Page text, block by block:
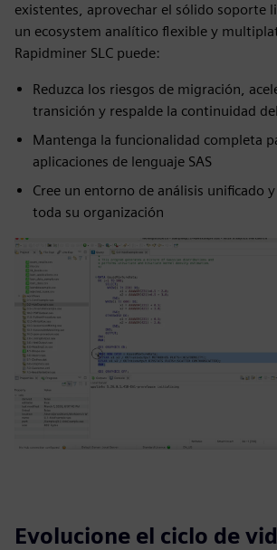
existentes, aprovechar el sólido soporte
un ecosystem analítico flexible y
Rapidminer SLC puede:
Reduzca los riesgos de migración,
transición y respalde la continuidad
Mantenga la funcionalidad completa
aplicaciones de lenguaje SAS
Cree un entorno de análisis unificado
toda su organización
Evolucione el ciclo de